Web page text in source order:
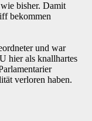
bisher. Damit
bekommen
und war
hier als knallhartes
verloren haben.